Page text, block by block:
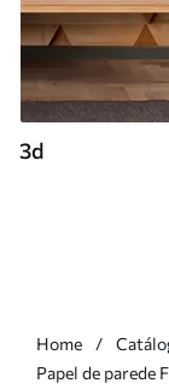
3d
Home
Papel de parede